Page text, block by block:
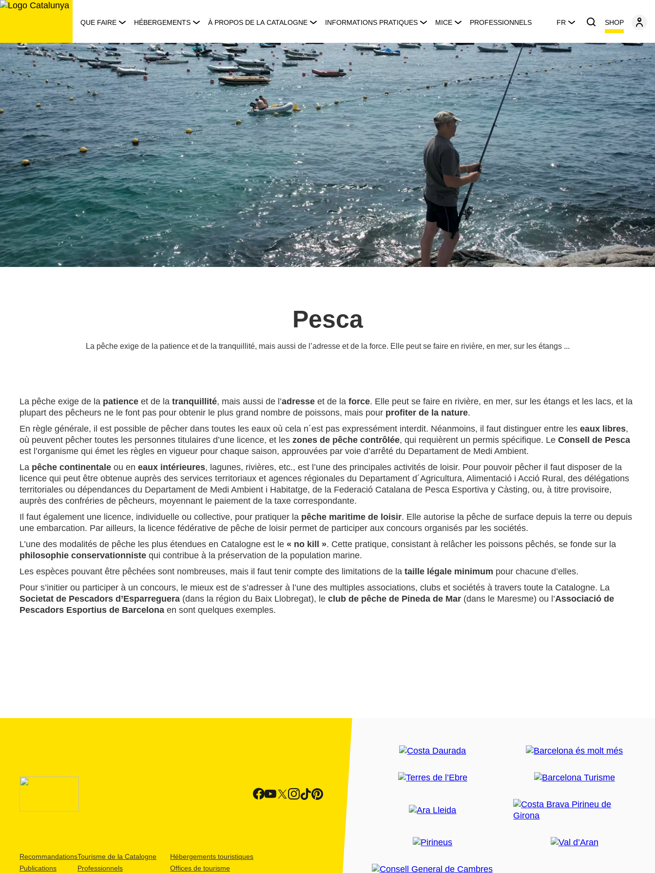
Aller
QUE FAIRE HÉBERGEMENTS À PROPOS DE LA CATALOGNE INFORMATIONS PRATIQUES MICE PROFESSIONNELS FR SHOP
Pesca
La pêche exige de la patience et de la tranquillité, mais aussi de l’adresse et de la force. Elle peut se faire en rivière, en mer, sur les étangs ...
La pêche exige de la patience et de la tranquillité, mais aussi de l’adresse et de la force. Elle peut se faire en rivière, en mer, sur les étangs et les lacs, et la
plupart des pêcheurs ne le font pas pour obtenir le plus grand nombre de poissons, mais pour profiter de la nature.
En règle générale, il est possible de pêcher dans toutes les eaux où cela n´est pas expressément interdit. Néanmoins, il faut distinguer entre les eaux libres,
où peuvent pêcher toutes les personnes titulaires d’une licence, et les zones de pêche contrôlée, qui requièrent un permis spécifique. Le Consell de Pesca
est l’organisme qui émet les règles en vigueur pour chaque saison, approuvées par voie d’arrêté du Departament de Medi Ambient.
La pêche continentale ou en eaux intérieures, lagunes, rivières, etc., est l’une des principales activités de loisir. Pour pouvoir pêcher il faut disposer de la
licence qui peut être obtenue auprès des services territoriaux et agences régionales du Departament d´Agricultura, Alimentació i Acció Rural, des délégations
territoriales ou dépendances du Departament de Medi Ambient i Habitatge, de la Federació Catalana de Pesca Esportiva y Càsting, ou, à titre provisoire,
auprès des confréries de pêcheurs, moyennant le paiement de la taxe correspondante.
Il faut également une licence, individuelle ou collective, pour pratiquer la pêche maritime de loisir. Elle autorise la pêche de surface depuis la terre ou depuis
une embarcation. Par ailleurs, la licence fédérative de pêche de loisir permet de participer aux concours organisés par les sociétés.
L’une des modalités de pêche les plus étendues en Catalogne est le « no kill ». Cette pratique, consistant à relâcher les poissons pêchés, se fonde sur la
philosophie conservationniste qui contribue à la préservation de la population marine.
Les espèces pouvant être pêchées sont nombreuses, mais il faut tenir compte des limitations de la taille légale minimum pour chacune d’elles.
Pour s’initier ou participer à un concours, le mieux est de s’adresser à l’une des multiples associations, clubs et sociétés à travers toute la Catalogne. La
Societat de Pescadors d’Esparreguera (dans la région du Baix Llobregat), le club de pêche de Pineda de Mar (dans le Maresme) ou l’Associació de
Pescadors Esportius de Barcelona en sont quelques exemples.
Recommandations
Publications
Tourisme de la Catalogne
Professionnels
Hébergements touristiques
Offices de tourisme